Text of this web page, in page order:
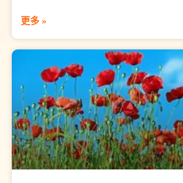
更多 »